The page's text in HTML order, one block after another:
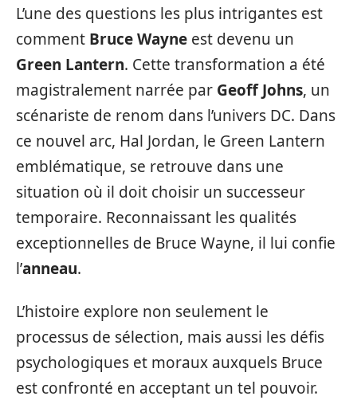
L’une des questions les plus intrigantes est
comment Bruce Wayne est devenu un
Green Lantern. Cette transformation a été
magistralement narrée par Geoff Johns, un
scénariste de renom dans l’univers DC. Dans
ce nouvel arc, Hal Jordan, le Green Lantern
emblématique, se retrouve dans une
situation où il doit choisir un successeur
temporaire. Reconnaissant les qualités
exceptionnelles de Bruce Wayne, il lui confie
l’anneau.
L’histoire explore non seulement le
processus de sélection, mais aussi les défis
psychologiques et moraux auxquels Bruce
est confronté en acceptant un tel pouvoir.